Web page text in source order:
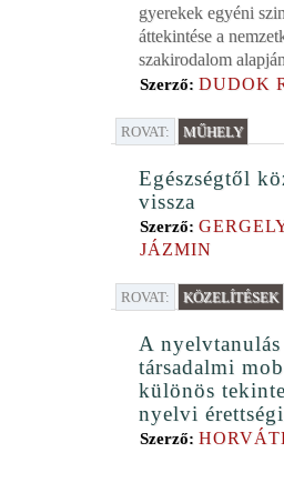
gyerekek egyéni
áttekintése a
szakirodalom
Szerző: DUDOK
ROVAT: MŰHELY
Egészségtől
vissza
Szerző:
JÁZMIN
ROVAT: KÖZELÍTÉSEK
A nyelvtanulás
társadalmi
különös
nyelvi
Szerző: